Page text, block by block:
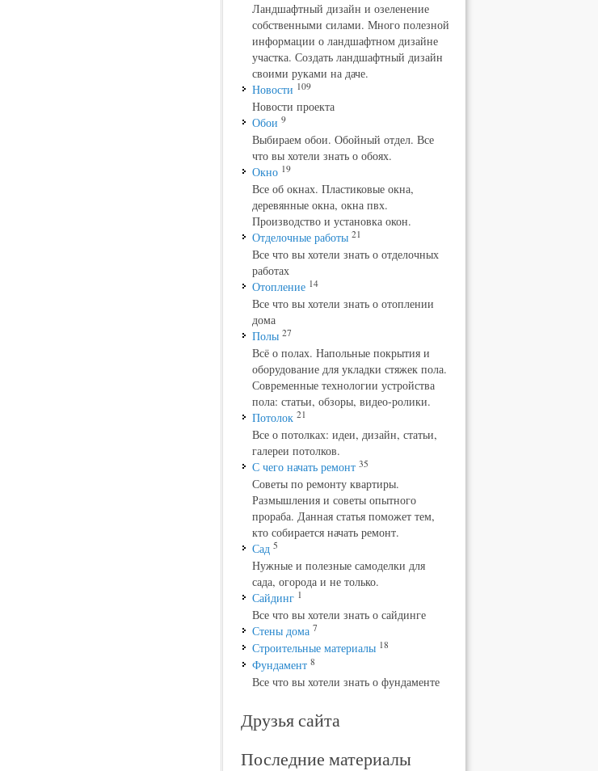
Ландшафтный дизайн и озеленение
собственными силами. Много полезной
информации о ландшафтном дизайне
участка. Создать ландшафтный дизайн
своими руками на даче.
Новости 109
Новости проекта
Обои 9
Выбираем обои. Обойный отдел. Все
что вы хотели знать о обоях.
Окно 19
Все об окнах. Пластиковые окна,
деревянные окна, окна пвх.
Производство и установка окон.
Отделочные работы 21
Все что вы хотели знать о отделочных
работах
Отопление 14
Все что вы хотели знать о отоплении
дома
Полы 27
Всё о полах. Напольные покрытия и
оборудование для укладки стяжек пола.
Современные технологии устройства
пола: статьи, обзоры, видео-ролики.
Потолок 21
Все о потолках: идеи, дизайн, статьи,
галереи потолков.
С чего начать ремонт 35
Советы по ремонту квартиры.
Размышления и советы опытного
прораба. Данная статья поможет тем,
кто собирается начать ремонт.
Сад 5
Нужные и полезные самоделки для
сада, огорода и не только.
Сайдинг 1
Все что вы хотели знать о сайдинге
Стены дома 7
Строительные материалы 18
Фундамент 8
Все что вы хотели знать о фундаменте
Друзья сайта
Последние материалы